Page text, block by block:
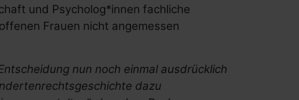
und Psycholog*innen fachliche
Frauen nicht angemessen
nun noch einmal ausdrücklich
dazu